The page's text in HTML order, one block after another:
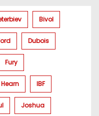
Bivol
Dubois
Fury
Hearn IBF
Joshua